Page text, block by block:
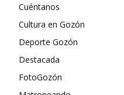
Cuéntanos
Cultura en Gozón
Deporte Gozón
Destacada
FotoGozón